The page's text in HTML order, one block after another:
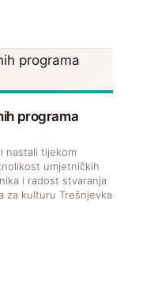
programa
nastali tijekom
umjetničkih
i radost stvaranja
za kulturu Trešnjevka.